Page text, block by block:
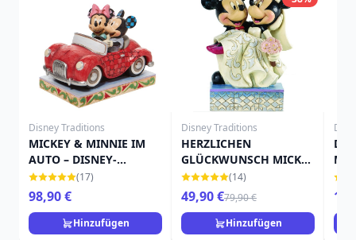
Disney Traditions
MICKEY & MINNIE IM
AUTO – DISNEY-
TRADITIONS
(17)
98,90 €
Hinzufügen
Disney Traditions
HERZLICHEN
GLÜCKWUNSCH MICKEY
UND MINNIE DISNEY
TRADITIONS
(14)
49,90 €79,90 €
Hinzufügen